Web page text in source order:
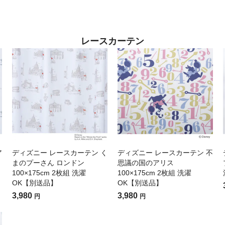
レースカーテン
ディズニー レースカーテン く
まのプーさん ロンドン
100×175cm 2枚組 洗濯
OK【別送品】
3,980 円
ディズニー レースカーテン 不
思議の国のアリス
100×175cm 2枚組 洗濯
OK【別送品】
3,980 円